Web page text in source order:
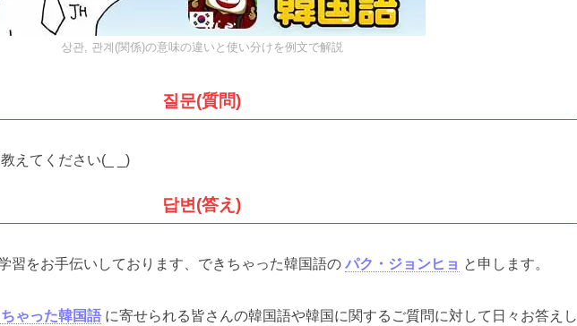
상관, 관계(関係)の意味の違いと使い分けを例文で解説
질문(質問)
えてください(_ _)
답변(答え)
習をお手伝いしております、できちゃった韓国語の パク・ジョンヒョ と申します。
ゃった韓国語 に寄せられる皆さんの韓国語や韓国に関するご質問に対して日々お答えし